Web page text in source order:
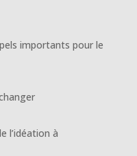
importants pour le
l’idéation à